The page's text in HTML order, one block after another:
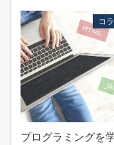
コ
プログラミングを